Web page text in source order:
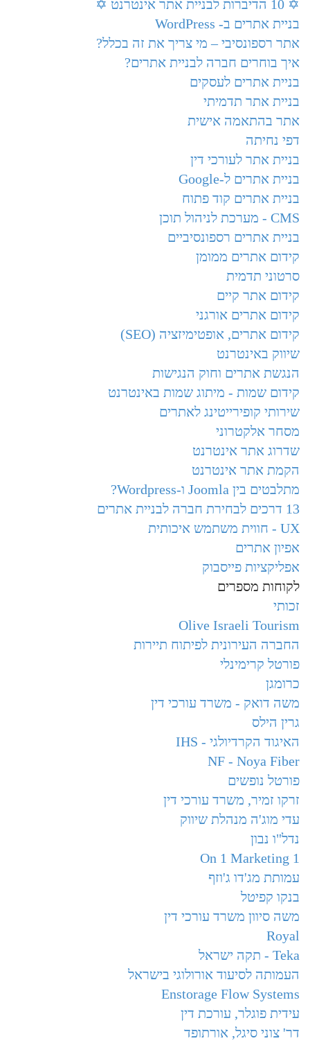
✡️ 10 הדיברות לבניית אתר אינטרנט ✡️
בניית אתרים ב- WordPress
אתר רספונסיבי – מי צריך את זה בכלל?
איך בוחרים חברה לבניית אתרים?
בניית אתרים לעסקים
בניית אתר תדמיתי
אתר בהתאמה אישית
דפי נחיתה
בניית אתר לעורכי דין
בניית אתרים ל-Google
בניית אתרים קוד פתוח
CMS - מערכת לניהול תוכן
בניית אתרים רספונסיביים
קידום אתרים ממומן
סרטוני תדמית
קידום אתר קיים
קידום אתרים אורגני
קידום אתרים, אופטימיזציה (SEO)
שיווק באינטרנט
הנגשת אתרים וחוק הנגישות
קידום שמות - מיתוג שמות באינטרנט
שירותי קופירייטינג לאתרים
מסחר אלקטרוני
שדרוג אתר אינטרנט
הקמת אתר אינטרנט
מתלבטים בין Joomla ו-Wordpress?
13 דרכים לבחירת חברה לבניית אתרים
UX - חווית משתמש איכותית
אפיון אתרים
אפליקציות פייסבוק
לקוחות מספרים
זכותי
Olive Israeli Tourism
החברה העירונית לפיתוח תיירות
פורטל קרימינלי
כרומגן
משה דואק - משרד עורכי דין
גרין הילס
האיגוד הקרדיולגי - IHS
NF - Noya Fiber
פורטל נופשים
זרקו זמיר, משרד עורכי דין
עדי מוג'ה מנהלת שיווק
נדל"ו נבון
1 On 1 Marketing
עמותת מג'דו ג'וזף
בנקו קפיטל
משה סיוון משרד עורכי דין
Royal
Teka - תקה ישראל
העמותה לסיעוד אורולוגי בישראל
Enstorage Flow Systems
עידית פוגלר, עורכת דין
דר' צוני סיגל, אורתופד